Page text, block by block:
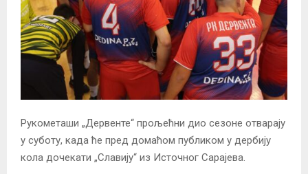
Рукометаши „Дервенте“ прољећни дио сезоне отварају
у суботу, када ће пред домаћом публиком у дербију
кола дочекати „Славију“ из Источног Сарајева.